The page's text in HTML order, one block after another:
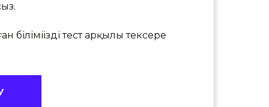
біліміңізді тест арқылы тексере